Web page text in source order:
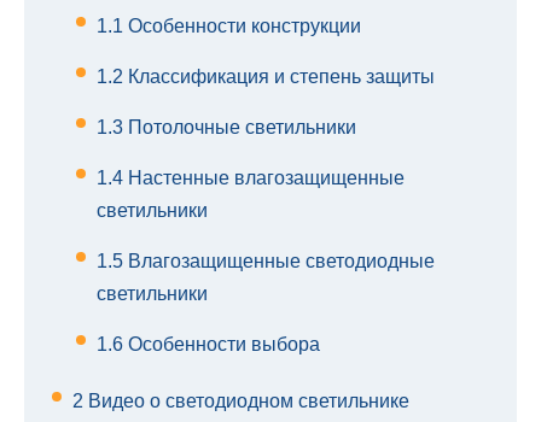
1.1 Особенности конструкции
1.2 Классификация и степень защиты
1.3 Потолочные светильники
1.4 Настенные влагозащищенные
светильники
1.5 Влагозащищенные светодиодные
светильники
1.6 Особенности выбора
2 Видео о светодиодном светильнике